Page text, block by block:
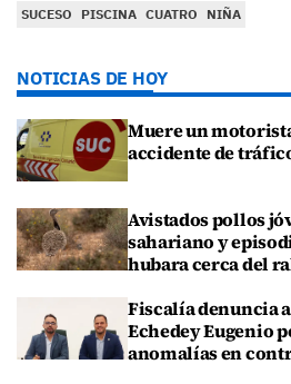
SUCESO
PISCINA CUATRO NIÑA
NOTICIAS DE HOY
Muere un
accidente de
Avistados pollos
sahariano y
hubara cerca del
Fiscalía denuncia
Echedey Eugenio
anomalías en